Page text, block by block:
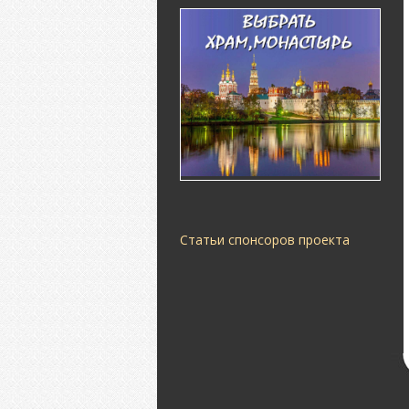
Статьи спонсоров проекта